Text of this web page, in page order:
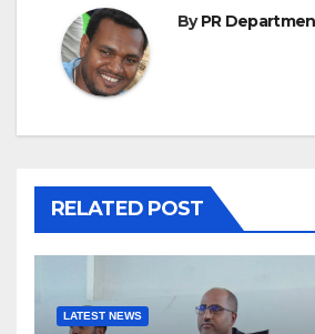
ByPR
RELATED POST
LATEST NEWS